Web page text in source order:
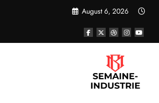
August 6, 2026